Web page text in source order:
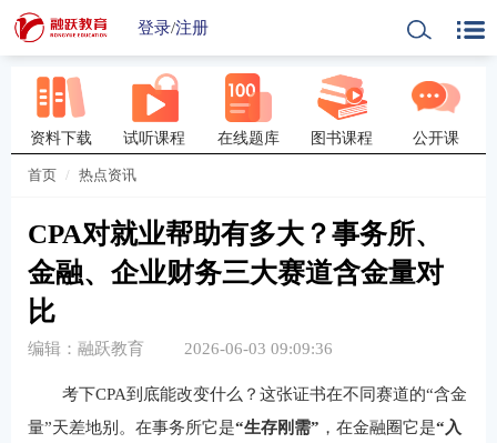
登录/注册
资料下载 试听课程 在线题库 图书课程 公开课
首页 热点资讯
CPA对就业帮助有多大？事务所、
金融、企业财务三大赛道含金量对
比
编辑：融跃教育 2026-06-03 09:09:36
考下CPA到底能改变什么？这张证书在不同赛道的“含金
量”天差地别。在事务所它是“生存刚需” ，在金融圈它是“入